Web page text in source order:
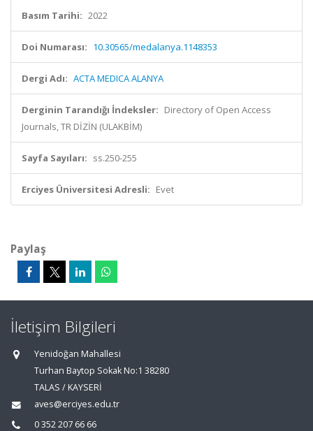
Basım Tarihi: 2022
Doi Numarası: 10.30565/medalanya.1148353
Dergi Adı: ACTA MEDICA ALANYA
Derginin Tarandığı İndeksler: Directory of Open Access
Journals, TR DİZİN (ULAKBİM)
Sayfa Sayıları: ss.250-255
Erciyes Üniversitesi Adresli: Evet
Paylaş
İletişim Bilgileri
Yenidoğan Mahallesi
Turhan Baytop Sokak No:1 38280
TALAS / KAYSERİ
aves@erciyes.edu.tr
0 352 207 66 66